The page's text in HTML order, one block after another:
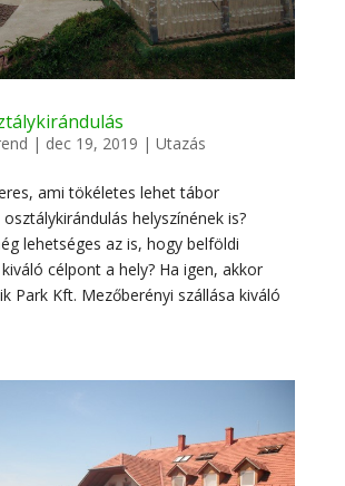
| dec 19, 2019 | Utazás
ami tökéletes lehet tábor
helyszínének is?
lehetséges az is, hogy belföldi
célpont a hely? Ha igen, akkor
Park Kft. Mezőberényi szállása kiváló